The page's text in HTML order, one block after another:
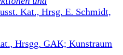
Kat., Hrsg. E. Schmidt,
Hrsgg. GAK; Kunstraum